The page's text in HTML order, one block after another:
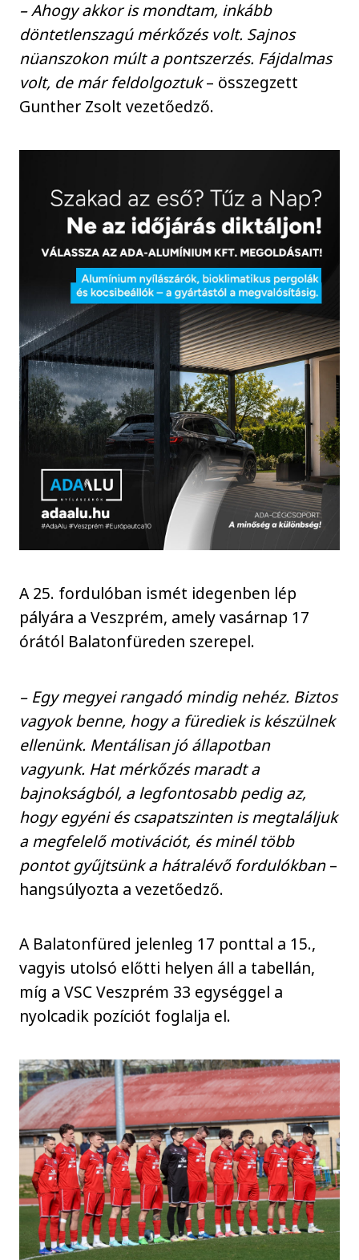
– Ahogy akkor is mondtam, inkább
döntetlenszagú mérkőzés volt. Sajnos
nüanszokon múlt a pontszerzés. Fájdalmas
volt, de már feldolgoztuk– összegzett
Gunther Zsolt vezetőedző.
A 25. fordulóban ismét idegenben lép
pályára a Veszprém, amely vasárnap 17
órától Balatonfüreden szerepel.
– Egy megyei rangadó mindig nehéz. Biztos
vagyok benne, hogy a fürediek is készülnek
ellenünk. Mentálisan jó állapotban
vagyunk. Hat mérkőzés maradt a
bajnokságból, a legfontosabb pedig az,
hogy egyéni és csapatszinten is megtaláljuk
a megfelelő motivációt, és minél több
pontot gyűjtsünk a hátralévő fordulókban–
hangsúlyozta a vezetőedző.
A Balatonfüred jelenleg 17 ponttal a 15.,
vagyis utolsó előtti helyen áll a tabellán,
míg a VSC Veszprém 33 egységgel a
nyolcadik pozíciót foglalja el.